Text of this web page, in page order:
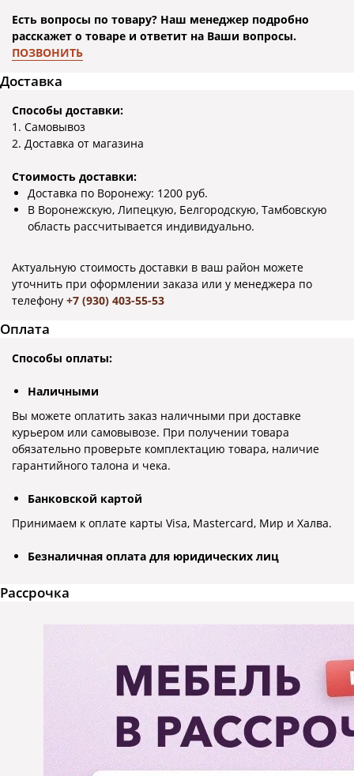
Есть вопросы по товару? Наш менеджер подробно
расскажет о товаре и ответит на Ваши вопросы.
ПОЗВОНИТЬ
Доставка
Способы доставки:
1. Самовывоз
2. Доставка от магазина
Стоимость доставки:
Доставка по Воронежу: 1200 руб.
В Воронежскую, Липецкую, Белгородскую, Тамбовскую
область рассчитывается индивидуально.
Актуальную стоимость доставки в ваш район можете
уточнить при оформлении заказа или у менеджера по
телефону +7 (930) 403-55-53
Оплата
Способы оплаты:
Наличными
Вы можете оплатить заказ наличными при доставке
курьером или самовывозе. При получении товара
обязательно проверьте комплектацию товара, наличие
гарантийного талона и чека.
Банковской картой
Принимаем к оплате карты Visa, Mastercard, Мир и Халва.
Безналичная оплата для юридических лиц
Рассрочка